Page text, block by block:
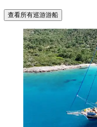
查看所有巡游游船